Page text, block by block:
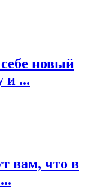
новый
и ...
вам, что в